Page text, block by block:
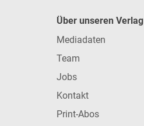
Über unseren Verlag
Mediadaten
Team
Jobs
Kontakt
Print-Abos